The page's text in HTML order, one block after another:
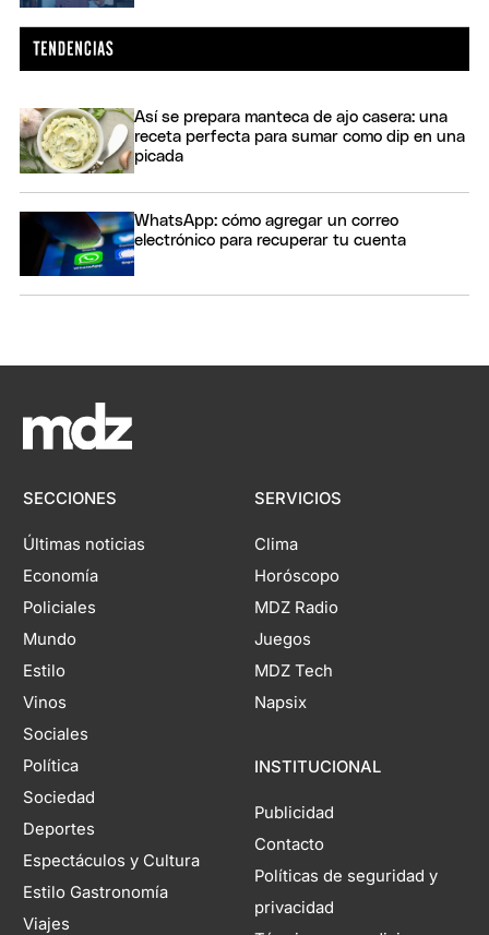
Así se prepara manteca de ajo casera: una
receta perfecta para sumar como dip en una
picada
WhatsApp: cómo agregar un correo
electrónico para recuperar tu cuenta
SECCIONES
Últimas noticias
Economía
Policiales
Mundo
Estilo
Vinos
Sociales
Política
Sociedad
Deportes
Espectáculos y Cultura
Estilo Gastronomía
Viajes
SERVICIOS
Clima
Horóscopo
MDZ Radio
Juegos
MDZ Tech
Napsix
INSTITUCIONAL
Publicidad
Contacto
Políticas de seguridad y
privacidad